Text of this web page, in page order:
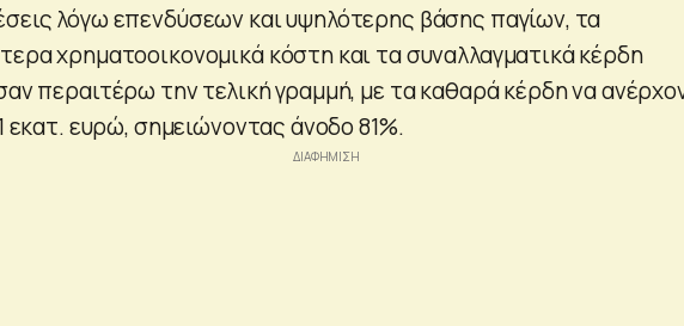
λόγω επενδύσεων και υψηλότερης βάσης παγίων, τα
χρηματοοικονομικά κόστη και τα συναλλαγματικά κέρδη
περαιτέρω την τελική γραμμή, με τα καθαρά κέρδη να
εκατ. ευρώ, σημειώνοντας άνοδο 81%.